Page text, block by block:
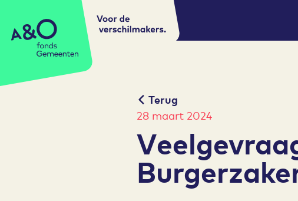
A&O fonds Gemeenten
Voor de
verschilmakers.
Terug
28 maart 2024